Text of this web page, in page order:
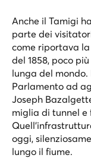
Anche il Tamigi
parte dei
come riportava
del 1858, poco
lunga del mondo.
Parlamento ad
Joseph
miglia di tunnel e
oggi,
lungo il fiume.